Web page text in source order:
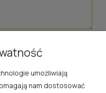
umożliwiają
nam dostosować